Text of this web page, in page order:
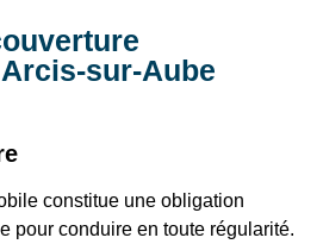
sur-Aube
constitue une obligation
pour conduire en toute régularité.